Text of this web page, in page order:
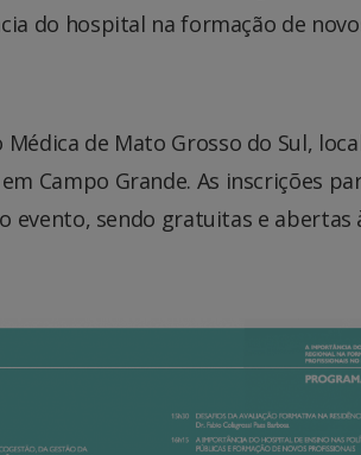
do hospital na formação de
de Mato Grosso do Sul,
Campo Grande. As inscrições
evento, sendo gratuitas e